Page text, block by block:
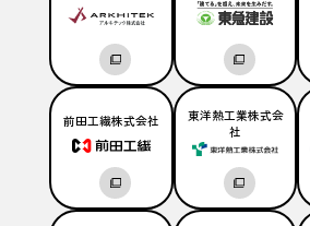
前田工繊株式会社
東洋熱工業株式会
社